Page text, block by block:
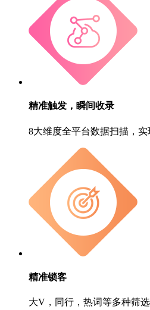
精准触发，瞬间收录
8大维度全平台数据扫描，
精准锁客
大V，同行，热词等多种筛